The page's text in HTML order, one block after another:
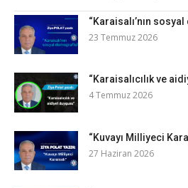
“Karaisalı’nın
23 Temmuz 2026
“Karaisalıcılık ve
4 Temmuz 2026
“Kuvayı Milliyeci
27 Haziran 2026